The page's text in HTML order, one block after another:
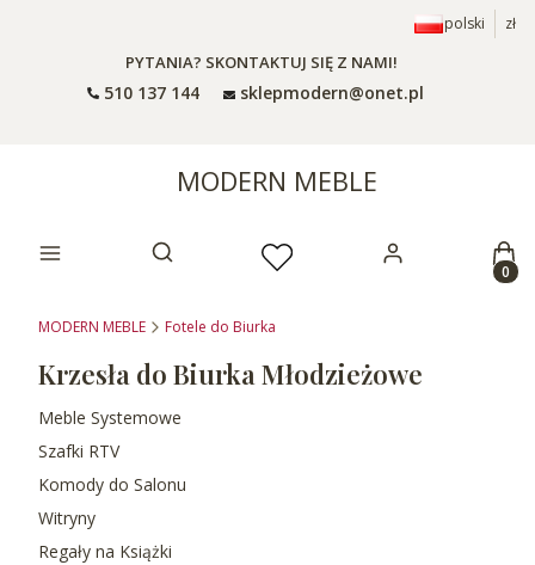
polski zł
PYTANIA? SKONTAKTUJ SIĘ Z NAMI!
510 137 144 sklepmodern@onet.pl
MODERN MEBLE
Otwórz wyszukiwarkę
MODERN MEBLE Fotele do Biurka
Krzesła do Biurka Młodzieżowe
Meble Systemowe
Szafki RTV
Komody do Salonu
Witryny
Regały na Książki